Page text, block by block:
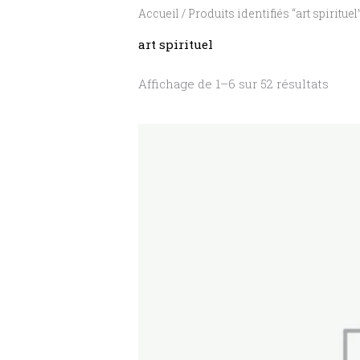
Accueil / Produits identifiés “art
art spirituel
Affichage de 1–6 sur 52 résultats